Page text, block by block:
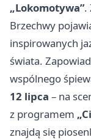
„Lokomotywa”.
Brzechwy
inspirowanych
świata.
wspólnego
12 lipca – na
z programem
znajdą się